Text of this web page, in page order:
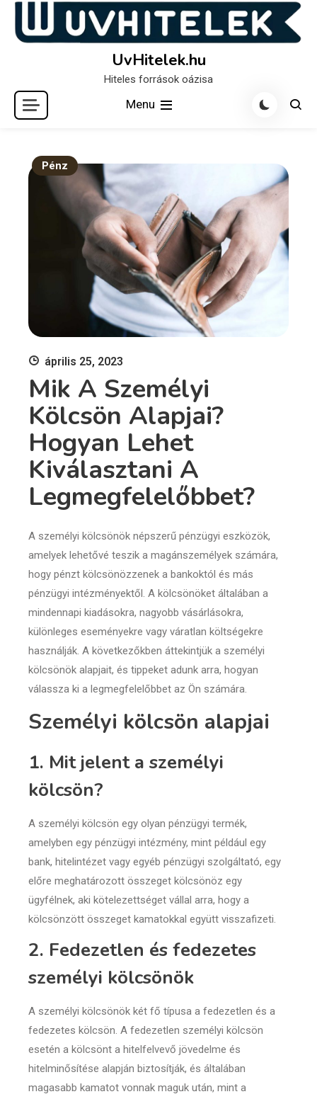
Skip
content
UvHitelek.hu
Hiteles források oázisa
Menu
Pénz
április 25, 2023
Mik A Személyi
Kölcsön Alapjai?
Hogyan Lehet
Kiválasztani A
Legmegfelelőbbet?
A személyi kölcsönök népszerű pénzügyi eszközök,
amelyek lehetővé teszik a magánszemélyek számára,
hogy pénzt kölcsönözzenek a bankoktól és más
pénzügyi intézményektől. A kölcsönöket általában a
mindennapi kiadásokra, nagyobb vásárlásokra,
különleges eseményekre vagy váratlan költségekre
használják. A következőkben áttekintjük a személyi
kölcsönök alapjait, és tippeket adunk arra, hogyan
válassza ki a legmegfelelőbbet az Ön számára.
Személyi kölcsön alapjai
1. Mit jelent a személyi
kölcsön?
A személyi kölcsön egy olyan pénzügyi termék,
amelyben egy pénzügyi intézmény, mint például egy
bank, hitelintézet vagy egyéb pénzügyi szolgáltató, egy
előre meghatározott összeget kölcsönöz egy
ügyfélnek, aki kötelezettséget vállal arra, hogy a
kölcsönzött összeget kamatokkal együtt visszafizeti.
2. Fedezetlen és fedezetes
személyi kölcsönök
A személyi kölcsönök két fő típusa a fedezetlen és a
fedezetes kölcsön. A fedezetlen személyi kölcsön
esetén a kölcsönt a hitelfelvevő jövedelme és
hitelminősítése alapján biztosítják, és általában
magasabb kamatot vonnak maguk után, mint a